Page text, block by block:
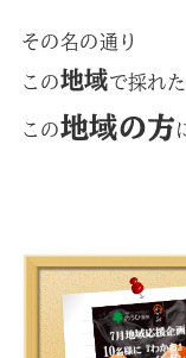
その名の通り
この地域で採れ
この地域の方